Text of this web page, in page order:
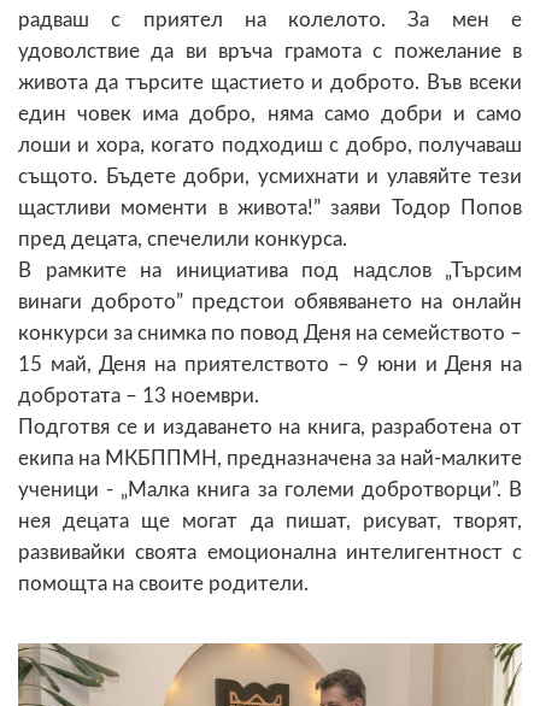
радваш с приятел на колелото. За мен е
удоволствие да ви връча грамота с пожелание в
живота да търсите щастието и доброто. Във всеки
един човек има добро, няма само добри и само
лоши и хора, когато подходиш с добро, получаваш
същото. Бъдете добри, усмихнати и улавяйте тези
щастливи моменти в живота!” заяви Тодор Попов
пред децата, спечелили конкурса.
В рамките на инициатива под надслов „Търсим
винаги доброто” предстои обявяването на онлайн
конкурси за снимка по повод Деня на семейството –
15 май, Деня на приятелството – 9 юни и Деня на
добротата – 13 ноември.
Подготвя се и издаването на книга, разработена от
екипа на МКБППМН, предназначена за най-малките
ученици - „Малка книга за големи добротворци”. В
нея децата ще могат да пишат, рисуват, творят,
развивайки своята емоционална интелигентност с
помощта на своите родители.